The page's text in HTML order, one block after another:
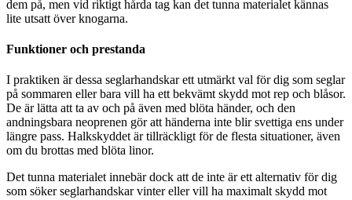
dem på, men vid riktigt hårda tag kan det tunna materialet kännas
lite utsatt över knogarna.
Funktioner och prestanda
I praktiken är dessa seglarhandskar ett utmärkt val för dig som seglar
på sommaren eller bara vill ha ett bekvämt skydd mot rep och blåsor.
De är lätta att ta av och på även med blöta händer, och den
andningsbara neoprenen gör att händerna inte blir svettiga ens under
längre pass. Halkskyddet är tillräckligt för de flesta situationer, även
om du brottas med blöta linor.
Det tunna materialet innebär dock att de inte är ett alternativ för dig
som söker seglarhandskar vinter eller vill ha maximalt skydd mot